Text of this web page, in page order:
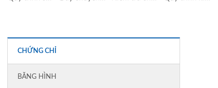
CHỨNG CHỈ
BĂNG HÌNH